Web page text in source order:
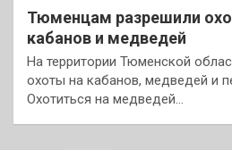
Тюменцам разрешили
кабанов и медведей
На территории Тюменской
охоты на кабанов, медведей и
Охотиться на медведей…